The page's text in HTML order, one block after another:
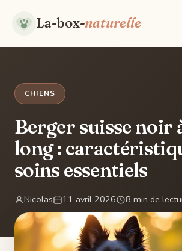
La-box-naturelle
CHIENS
Berger suisse noir
long :
soins essentiels
Nicolas 11 avril 2026 8 min de